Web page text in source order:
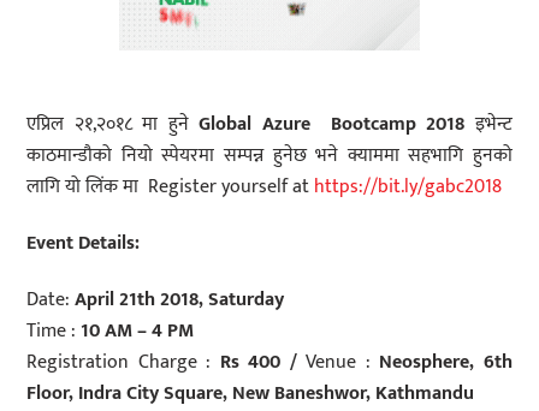
एप्रिल २१,२०१८ मा हुनेGlobal Azure Bootcamp 2018इभेन्ट
काठमान्डौको नियो स्पेयरमा सम्पन्न हुनेछ भने क्याममा सहभागि हुनको
लागि यो लिंक मा Register yourself athttps://bit.ly/gabc2018
Event Details:
Date:April 21th 2018, Saturday
Time : 10 AM – 4 PM
Registration Charge : Rs 400 /Venue : Neosphere, 6th
Floor, Indra City Square, New Baneshwor, Kathmandu